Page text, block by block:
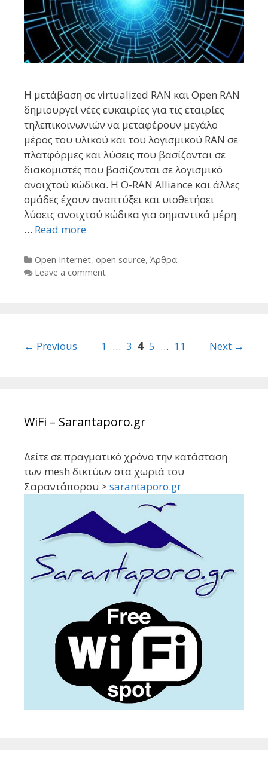
Η μετάβαση σε virtualized RAN και Open RAN
δημιουργεί νέες ευκαιρίες για τις εταιρίες
τηλεπικοινωνιών να μεταφέρουν μεγάλο
μέρος του υλικού και του λογισμικού RAN σε
πλατφόρμες και λύσεις που βασίζονται σε
διακομιστές που βασίζονται σε λογισμικό
ανοιχτού κώδικα. Η O-RAN Alliance και άλλες
ομάδες έχουν αναπτύξει και υιοθετήσει
λύσεις ανοιχτού κώδικα για σημαντικά μέρη
… Read more
Categories
Open Internet, open source, Άρθρα
Leave a comment
Post
← Previous 1 … 3 4 5 … 11 Next →
WiFi – Sarantaporo.gr
Δείτε σε πραγματικό χρόνο την κατάσταση
των mesh δικτύων στα χωριά του
Σαραντάπορου > sarantaporo.gr